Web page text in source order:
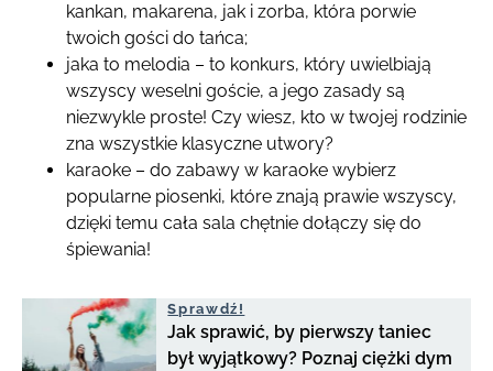
kankan, makarena, jak i zorba, która porwie
twoich gości do tańca;
jaka to melodia – to konkurs, który uwielbiają
wszyscy weselni goście, a jego zasady są
niezwykle proste! Czy wiesz, kto w twojej rodzinie
zna wszystkie klasyczne utwory?
karaoke – do zabawy w karaoke wybierz
popularne piosenki, które znają prawie wszyscy,
dzięki temu cała sala chętnie dołączy się do
śpiewania!
Sprawdź!
Jak sprawić, by pierwszy taniec
był wyjątkowy? Poznaj ciężki dym